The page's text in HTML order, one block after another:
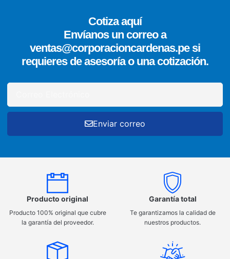
Cotiza aquí
Envíanos un correo a
ventas@corporacioncardenas.pe si
requieres de asesoría o una cotización.
Enviar correo
Producto original
Producto 100% original que cubre
la garantía del proveedor.
Garantía total
Te garantizamos la calidad de
nuestros productos.